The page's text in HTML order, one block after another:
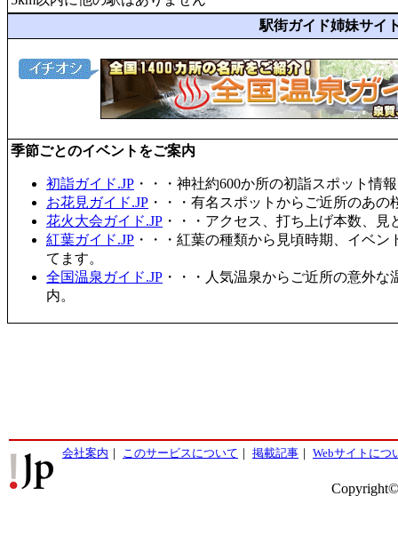
駅街ガイド姉妹サイ
季節ごとのイベントをご案内
初詣ガイド.JP ・・・神社約600か所の初詣スポット情
お花見ガイド.JP ・・・有名スポットからご近所のあ
花火大会ガイド.JP ・・・アクセス、打ち上げ本数、
紅葉ガイド.JP ・・・紅葉の種類から見頃時期、イベ
てます。
全国温泉ガイド.JP ・・・人気温泉からご近所の意外
内。
会社案内 ｜ このサービスについて ｜ 掲載記事 ｜ Webサイトにつ